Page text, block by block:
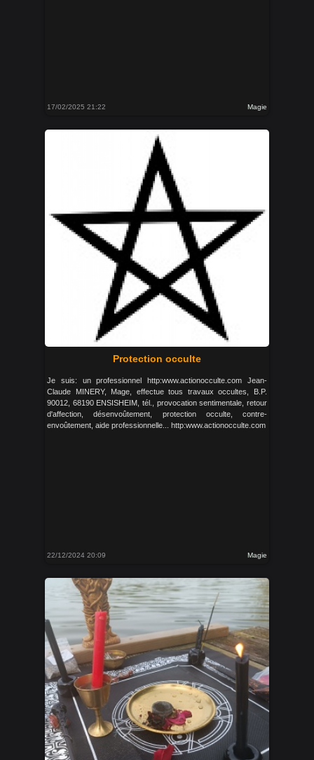
17/02/2025 21:22 Magie
Protection occulte
Je suis: un professionnel http:www.actionocculte.com Jean-
Claude MINERY, Mage, effectue tous travaux occultes, B.P.
90012, 68190 ENSISHEIM, tél., provocation sentimentale, retour
d'affection, désenvoûtement, protection occulte, contre-
envoûtement, aide professionnelle... http:www.actionocculte.com
22/12/2024 20:09 Magie